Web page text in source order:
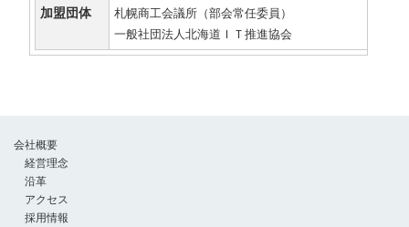
加盟団体
札幌商工会議所（部会常任委員）
一般社団法人北海道ＩＴ推進協会
会社概要
経営理念
沿革
アクセス
採用情報